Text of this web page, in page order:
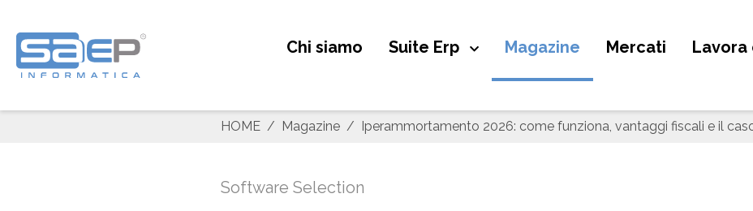
Chi siamo Suite Erp Magazine Mercati Lavora
HOME Magazine Iperammortamento 2026: come funziona, vantaggi fiscali e il
Software Selection